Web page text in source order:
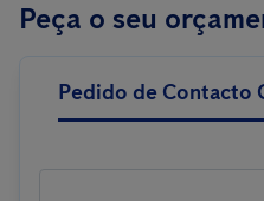
Peça o seu
Pedido de Contacto